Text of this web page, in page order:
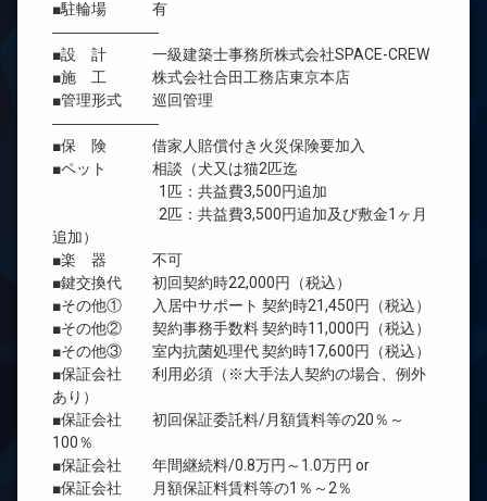
■駐輪場 有
―――――――
■設 計 一級建築士事務所株式会社SPACE-CREW
■施 工 株式会社合田工務店東京本店
■管理形式 巡回管理
―――――――
■保 険 借家人賠償付き火災保険要加入
■ペット 相談（犬又は猫2匹迄
1匹：共益費3,500円追加
2匹：共益費3,500円追加及び敷金1ヶ月
追加）
■楽 器 不可
■鍵交換代 初回契約時22,000円（税込）
■その他① 入居中サポート 契約時21,450円（税込）
■その他② 契約事務手数料 契約時11,000円（税込）
■その他③ 室内抗菌処理代 契約時17,600円（税込）
■保証会社 利用必須（※大手法人契約の場合、例外
あり）
■保証会社 初回保証委託料/月額賃料等の20％～
100％
■保証会社 年間継続料/0.8万円～1.0万円 or
■保証会社 月額保証料賃料等の1％～2％